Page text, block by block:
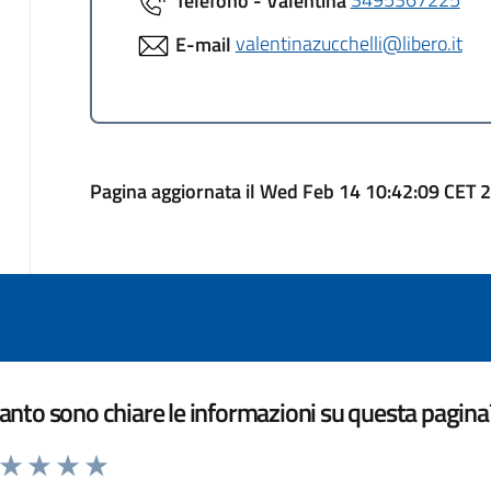
E-mailvalentinazucchelli@libero.it
Pagina aggiornata il Wed Feb 14 10:42:09 CET
sono chiare le informazioni su questa
da 1 a 5 stelle la pagina